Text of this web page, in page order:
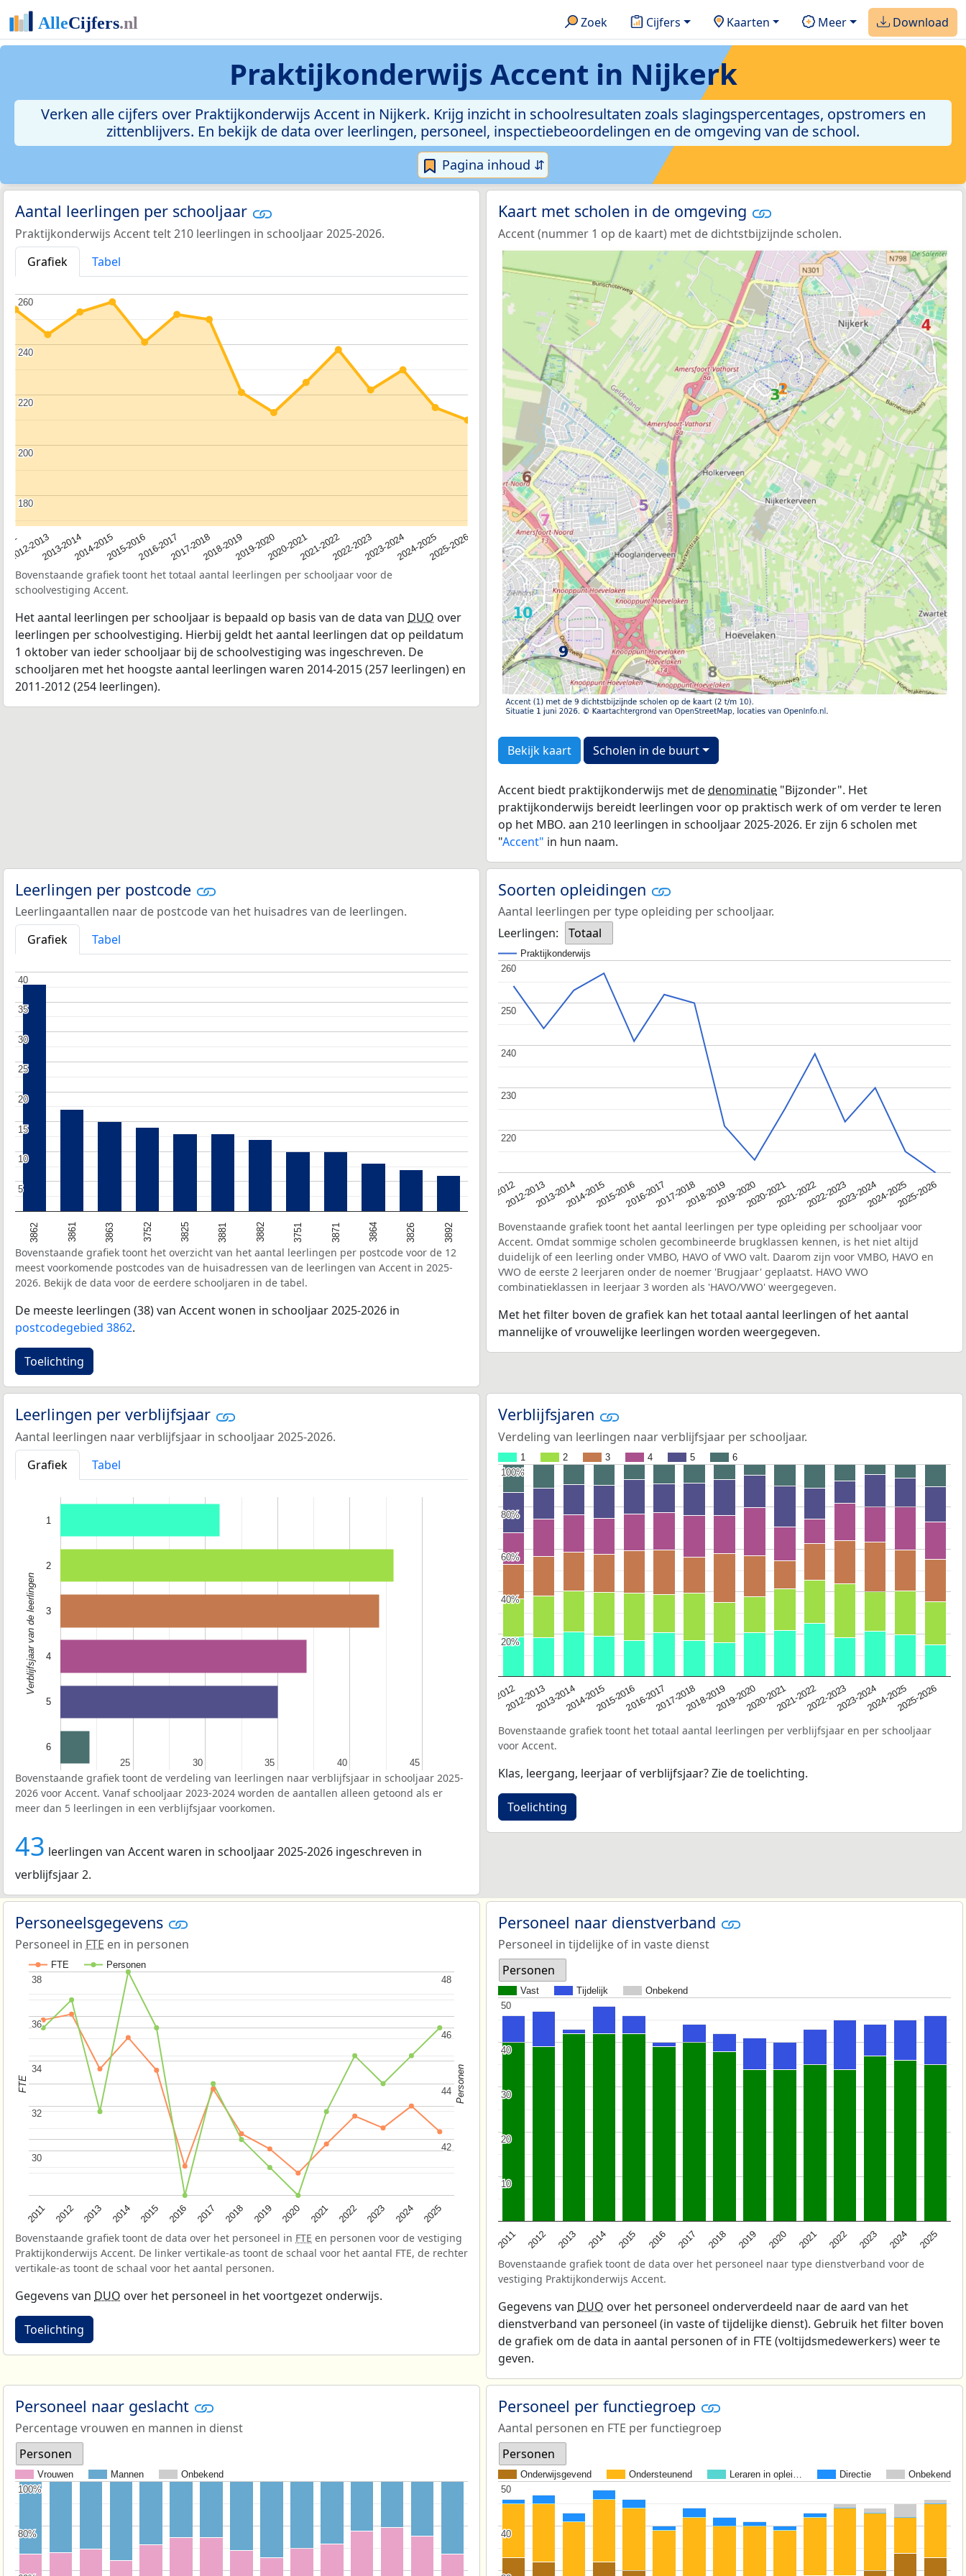
Zoek Cijfers Kaarten Meer Download
Praktijkonderwijs Accent in Nijkerk
Verken alle cijfers over Praktijkonderwijs Accent in Nijkerk. Krijg inzicht in schoolresultaten zoals slagingspercentages, opstromers en
zittenblijvers. En bekijk de data over leerlingen, personeel, inspectiebeoordelingen en de omgeving van de school.
Pagina inhoud ⇵
Aantal leerlingen per schooljaar
Praktijkonderwijs Accent telt 210 leerlingen in schooljaar 2025-2026.
Grafiek
Tabel
2012-20132013-20142014-20152015-20162016-20172017-20182018-20192019-20202020-20212021-20222022-20232023-20242024-20252025-2026
180
180
200
200
220
220
240
240
260
260
Bovenstaande grafiek toont het totaal aantal leerlingen per schooljaar voor de
schoolvestiging Accent.
Het aantal leerlingen per schooljaar is bepaald op basis van de data van DUO over
leerlingen per schoolvestiging. Hierbij geldt het aantal leerlingen dat op peildatum
1 oktober van ieder schooljaar bij de schoolvestiging was ingeschreven. De
schooljaren met het hoogste aantal leerlingen waren 2014-2015 (257 leerlingen) en
2011-2012 (254 leerlingen).
Kaart met scholen in de omgeving
Accent (nummer 1 op de kaart) met de dichtstbijzijnde scholen.
Bekijk kaart Scholen in de buurt
Accent biedt praktijkonderwijs met dedenominatie "Bijzonder". Het
praktijkonderwijs bereidt leerlingen voor op praktisch werk of om verder te leren
op het MBO. aan 210 leerlingen in schooljaar 2025-2026. Er zijn 6 scholen met
"Accent" in hun naam.
Leerlingen per postcode
Leerlingaantallen naar de postcode van het huisadres van de leerlingen.
Grafiek
Tabel
3862 3861 3863 3752 3825 3881 3882 3751 3871 3864 3826 3892
5
5
10
10
15
15
20
20
25
25
30
30
35
35
40
40
Bovenstaande grafiek toont het overzicht van het aantal leerlingen per postcode voor de 12
meest voorkomende postcodes van de huisadressen van de leerlingen van Accent in 2025-
2026. Bekijk de data voor de eerdere schooljaren in de tabel.
De meeste leerlingen (38) van Accent wonen in schooljaar 2025-2026 in
postcodegebied 3862.
Toelichting
Soorten opleidingen
Aantal leerlingen per type opleiding per schooljaar.
Leerlingen:
Totaal
Praktijkonderwijs
2011-20122012-20132013-20142014-20152015-20162016-20172017-20182018-20192019-20202020-20212021-20222022-20232023-20242024-20252025-2026
220
220
230
230
240
240
250
250
260
260
Bovenstaande grafiek toont het aantal leerlingen per type opleiding per schooljaar voor
Accent. Omdat sommige scholen gecombineerde brugklassen kennen, is het niet altijd
duidelijk of een leerling onder VMBO, HAVO of VWO valt. Daarom zijn voor VMBO, HAVO en
VWO de eerste 2 leerjaren onder de noemer 'Brugjaar' geplaatst. HAVO VWO
combinatieklassen in leerjaar 3 worden als 'HAVO/VWO' weergegeven.
Met het filter boven de grafiek kan het totaal aantal leerlingen of het aantal
mannelijke of vrouwelijke leerlingen worden weergegeven.
Leerlingen per verblijfsjaar
Aantal leerlingen naar verblijfsjaar in schooljaar 2025-2026.
Grafiek
Tabel
25
25 30
30 35
35 40
40 45
45
1
2
3
4
5
6
Verblijfsjaar van de leerlingen
Bovenstaande grafiek toont de verdeling van leerlingen naar verblijfsjaar in schooljaar 2025-
2026 voor Accent. Vanaf schooljaar 2023-2024 worden de aantallen alleen getoond als er
meer dan 5 leerlingen in een verblijfsjaar voorkomen.
43 leerlingen van Accent waren in schooljaar 2025-2026 ingeschreven in
verblijfsjaar 2.
Verblijfsjaren
Verdeling van leerlingen naar verblijfsjaar per schooljaar.
1 2 3 4 5 6
2011-20122012-20132013-20142014-20152015-20162016-20172017-20182018-20192019-20202020-20212021-20222022-20232023-20242024-20252025-2026
20%
20%
40%
40%
60%
60%
80%
80%
100%
100%
Bovenstaande grafiek toont het totaal aantal leerlingen per verblijfsjaar en per schooljaar
voor Accent.
Klas, leergang, leerjaar of verblijfsjaar? Zie de toelichting.
Toelichting
Personeelsgegevens
Personeel in FTE en in personen
FTE Personen
2011 2012 2013 2014 2015 2016 2017 2018 2019 2020 2021 2022 2023 2024 2025
30
30
32
32
34
34
36
36
38
38
42
42
44
44
46
46
48
48
FTE Personen
Bovenstaande grafiek toont de data over het personeel in FTE en personen voor de vestiging
Praktijkonderwijs Accent. De linker vertikale-as toont de schaal voor het aantal FTE, de rechter
vertikale-as toont de schaal voor het aantal personen.
Gegevens van DUO over het personeel in het voortgezet onderwijs.
Toelichting
Personeel naar dienstverband
Personeel in tijdelijke of in vaste dienst
Personen
Vast Tijdelijk Onbekend
2011 2012 2013 2014 2015 2016 2017 2018 2019 2020 2021 2022 2023 2024 2025
10
10
20
20
30
30
40
40
50
50
Bovenstaande grafiek toont de data over het personeel naar type dienstverband voor de
vestiging Praktijkonderwijs Accent.
Gegevens van DUO over het personeel onderverdeeld naar de aard van het
dienstverband van personeel (in vaste of tijdelijke dienst). Gebruik het filter boven
de grafiek om de data in aantal personen of in FTE (voltijdsmedewerkers) weer te
geven.
Personeel naar geslacht
Percentage vrouwen en mannen in dienst
Personen
Vrouwen Mannen Onbekend
80%
80%
100%
100%
Personeel per functiegroep
Aantal personen en FTE per functiegroep
Personen
Onderwijsgevend Ondersteunend Leraren in oplei… Directie Onbekend
40
40
50
50